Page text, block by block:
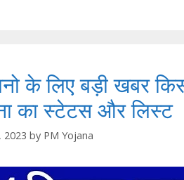
के लिए बड़ी खबर
का स्टेटस और लिस्ट
2023 by PM Yojana